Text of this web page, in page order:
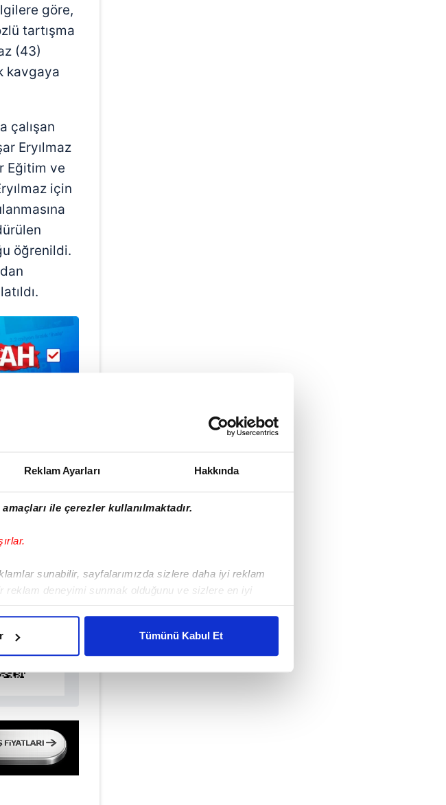
Reklam Ayarları Hakkında
ile çerezler kullanılmaktadır.
sunabilir, sayfalarımızda sizlere daha iyi reklam
reklam deneyimi sunmak olduğunu ve sizlere en iyi
bu noktada, reklamların maliyetlerimizi karşılamak
hedefli reklamlar gösterilmeyecektir."
çerezler bilgi toplumu hizmetlerinin sunulması
ve kişiselleştirilmesi ve sizlere yönelik
açık rızanız dahilinde kullanılacaktır.
Çerezlere ilişkin detaylı bilgi için Ayarlar
Tümünü Kabul Et
göre,
tartışma
(43)
kavgaya
çalışan
Eryılmaz
Eğitim ve
için
öğrenildi.